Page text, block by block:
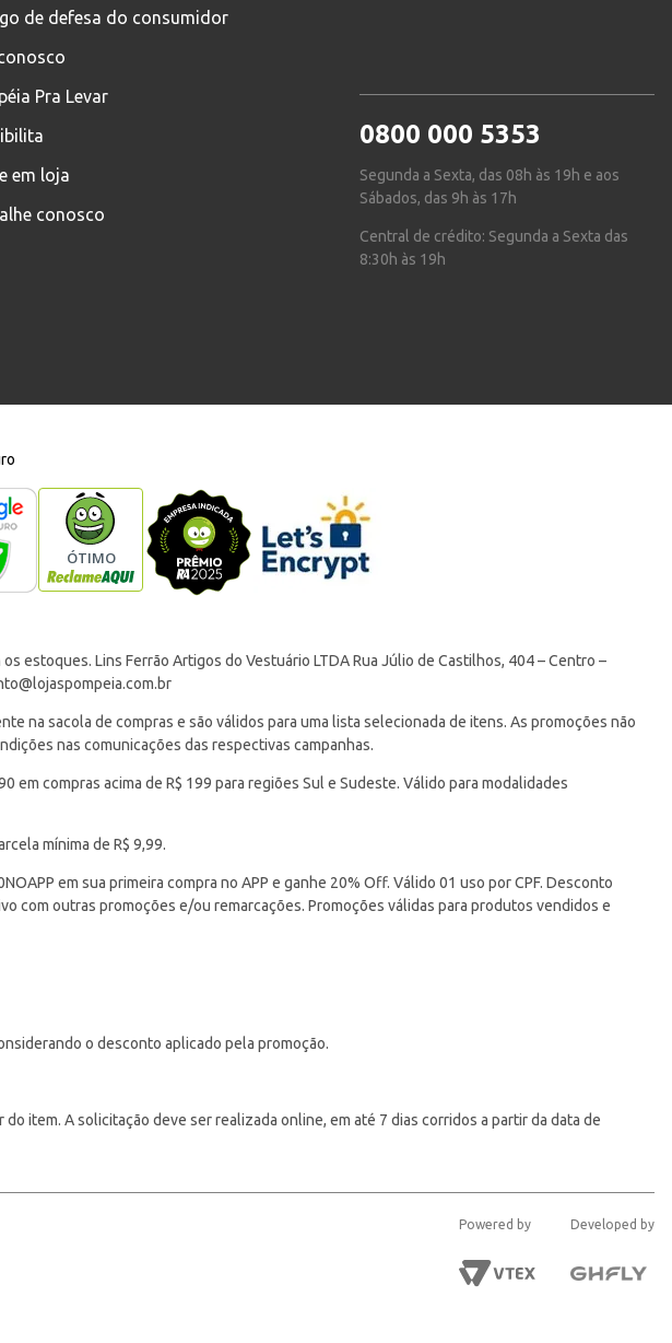
de defesa do consumidor
Pra Levar
em loja
conosco
0800 000 5353
Segunda a Sexta, das 08h às 19h e aos
Sábados, das 9h às 17h
Central de crédito: Segunda a Sexta das
8:30h às 19h
estoques. Lins Ferrão Artigos do Vestuário LTDA Rua Júlio de Castilhos, 404 – Centro –
na sacola de compras e são válidos para uma lista selecionada de itens. As promoções não
nas comunicações das respectivas campanhas.
em compras acima de R$ 199 para regiões Sul e Sudeste. Válido para modalidades
mínima de R$ 9,99.
em sua primeira compra no APP e ganhe 20% Off. Válido 01 uso por CPF. Desconto
com outras promoções e/ou remarcações. Promoções válidas para produtos vendidos e
o desconto aplicado pela promoção.
item. A solicitação deve ser realizada online, em até 7 dias corridos a partir da data de
Powered by Developed by